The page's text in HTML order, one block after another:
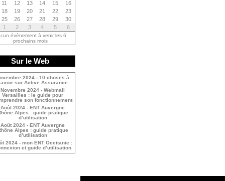
11
12 13 14 15
16
18
19 20 21 22
23
25
26 27 28 29
30
1
2 3 4 5 6
évènement à venir les 6
prochains mois
Sur le Web
2024 - 10 choses à
sur Active Assurance
Novembre 2024 - Webmail
Versailles : le guide pour
son fonctionnement
Août 2024 - ENT Auvergne
Alpes : guide pratique
d’utilisation
Août 2024 - ENT Auvergne
Alpes : guide pratique
d’utilisation
2024 - mon ENT Occitanie :
et guide d’utilisation